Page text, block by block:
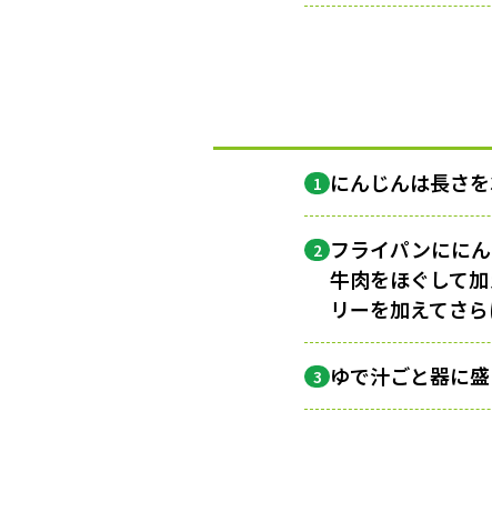
1 にんじんは長さを
2 フライパンにに
牛肉をほぐして
リーを加えてさ
3 ゆで汁ごと器に